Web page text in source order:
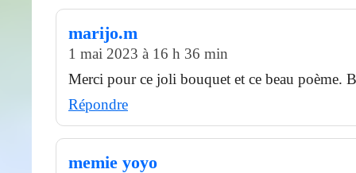
marijo.m
1 mai 2023 à 16 h 36 min
Merci pour ce joli bouquet et ce beau poème.
Répondre
memie yoyo